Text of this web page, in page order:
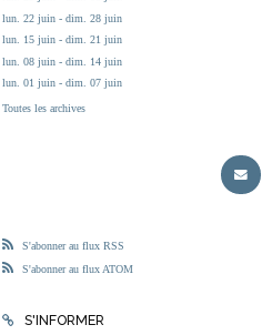
lun. 22 juin - dim. 28 juin
lun. 15 juin - dim. 21 juin
lun. 08 juin - dim. 14 juin
lun. 01 juin - dim. 07 juin
Toutes les archives
S'abonner au flux RSS
S'abonner au flux ATOM
S'INFORMER